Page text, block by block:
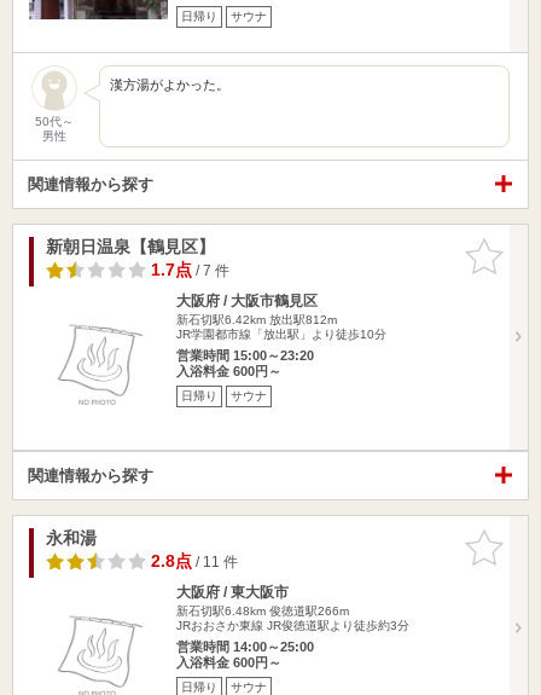
日帰り サウナ
50代～
男性
漢方湯がよかった。
関連情報から探す
お気に入
りに追加
新朝日温泉【鶴見区】
1.7点/ 7 件
大阪府 / 大阪市鶴見区
新石切駅6.42km 放出駅812m
JR学園都市線「放出駅」より徒歩10分
営業時間 15:00～23:20
入浴料金 600円～
日帰り サウナ
関連情報から探す
お気に入
りに追加
永和湯
2.8点/ 11 件
大阪府 / 東大阪市
新石切駅6.48km 俊徳道駅266m
JRおおさか東線 JR俊徳道駅より徒歩約3分
営業時間 14:00～25:00
入浴料金 600円～
日帰り サウナ